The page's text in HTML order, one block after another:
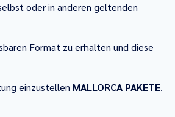
oder in anderen geltenden
Format zu erhalten und diese
einzustellen MALLORCA PAKETE.